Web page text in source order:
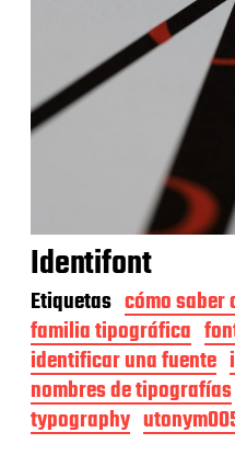
Identifont
Etiquetas cómo saber
familia tipográfica
identificar una fuente
nombres de tipografías
typography